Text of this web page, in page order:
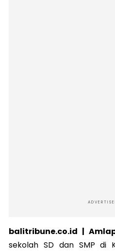
balitribune.co.id |
sekolah SD dan SMP di